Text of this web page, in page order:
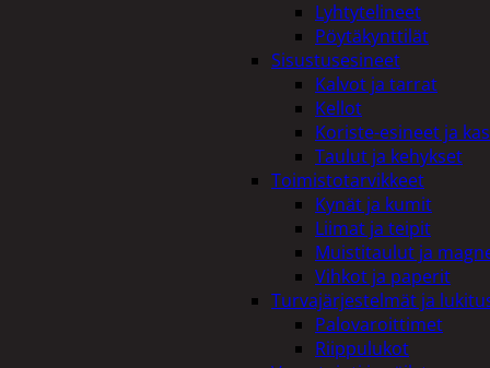
Lyhtytelineet
Pöytäkynttilät
Sisustusesineet
Kalvot ja tarrat
Kellot
Koriste-esineet ja
Taulut ja kehykset
Toimistotarvikkeet
Kynät ja kumit
Liimat ja teipit
Muistitaulut ja
Vihkot ja paperit
Turvajärjestelmät ja
Palovaroittimet
Riippulukot